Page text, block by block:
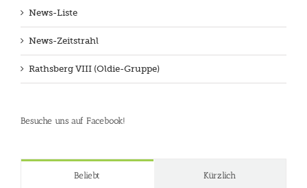
News-Liste
News-Zeitstrahl
Rathsberg VIII (Oldie-Gruppe)
Besuche uns auf Facebook!
Beliebt Kürzlich